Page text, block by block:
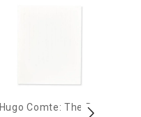
Hugo Comte: The Bo